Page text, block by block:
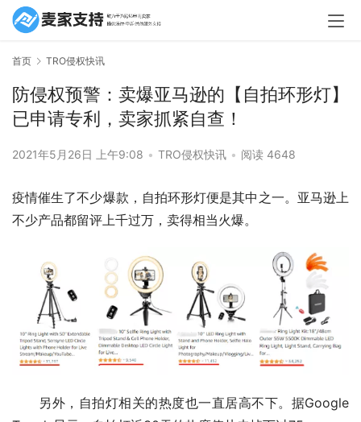
首页 TRO侵权快讯
防侵权预警：卖爆亚马逊的【自拍环形灯】
已申请专利，卖家抓紧自查！
2021年5月26日 上午9:08 • TRO侵权快讯 • 阅读 4648
疫情催生了不少爆款，自拍环形灯便是其中之一。亚马逊上
不少产品都留评上千过万，卖得相当火爆。
另外，自拍灯相关的热度也一直居高不下。据Google